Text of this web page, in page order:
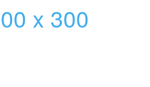
x 300